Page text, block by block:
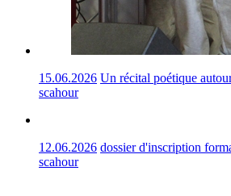
15.06.2026 Un récital poétique
scahour
12.06.2026 dossier d'inscription
scahour